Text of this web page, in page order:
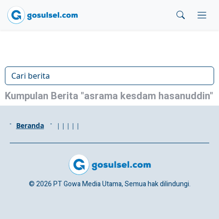
Kumpulan Berita "asrama kesdam hasanuddin"
Beranda | | | | |
© 2026 PT Gowa Media Utama, Semua hak dilindungi.